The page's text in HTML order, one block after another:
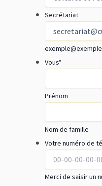
Secrétariat
Vous*
Prénom
Nom de famille
Votre numéro de
Merci de saisir un